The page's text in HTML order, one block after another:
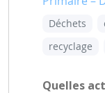
Déchets
recyclage
Quelles